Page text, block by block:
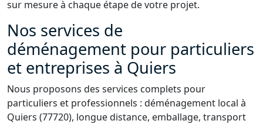
sur mesure à chaque étape de votre projet.
Nos services de
déménagement pour particuliers
et entreprises à Quiers
Nous proposons des services complets pour
particuliers et professionnels : déménagement local à
Quiers (77720), longue distance, emballage, transport